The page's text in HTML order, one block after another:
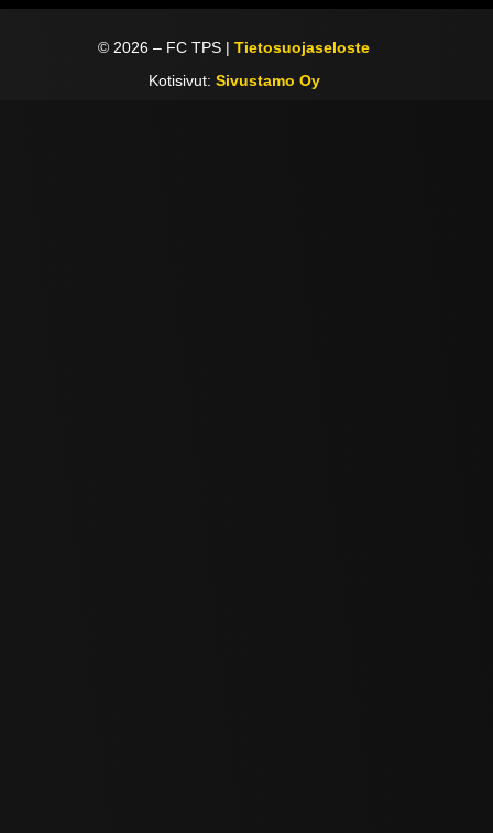
© 2026 – FC TPS |Tietosuojaseloste
Kotisivut: Sivustamo Oy